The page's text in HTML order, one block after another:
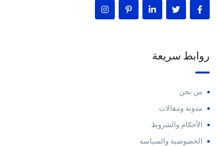
روابط سريعة
من نحن
مدونة ومقالات
الأحكام والشروط
الخصوصية والسياسة